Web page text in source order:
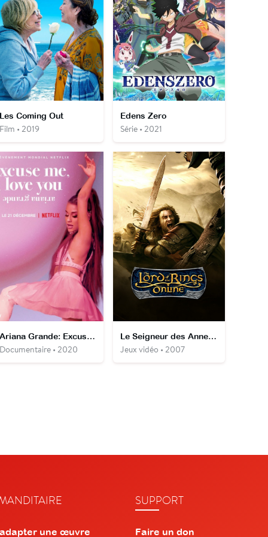
Coming Out
• 2019
Edens Zero
Série • 2021
Ariana Grande: Excuse Me I Love You
• 2020
Le Seigneur des Anneaux Online
Jeux vidéo • 2007
une œuvre
SUPPORT
Faire un don